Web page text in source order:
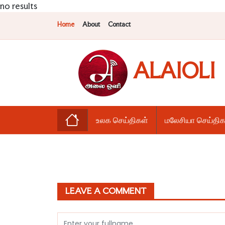
no results
Home About Contact
ALAIOLI
உலக செய்திகள் மலேசியா
LEAVE A COMMENT